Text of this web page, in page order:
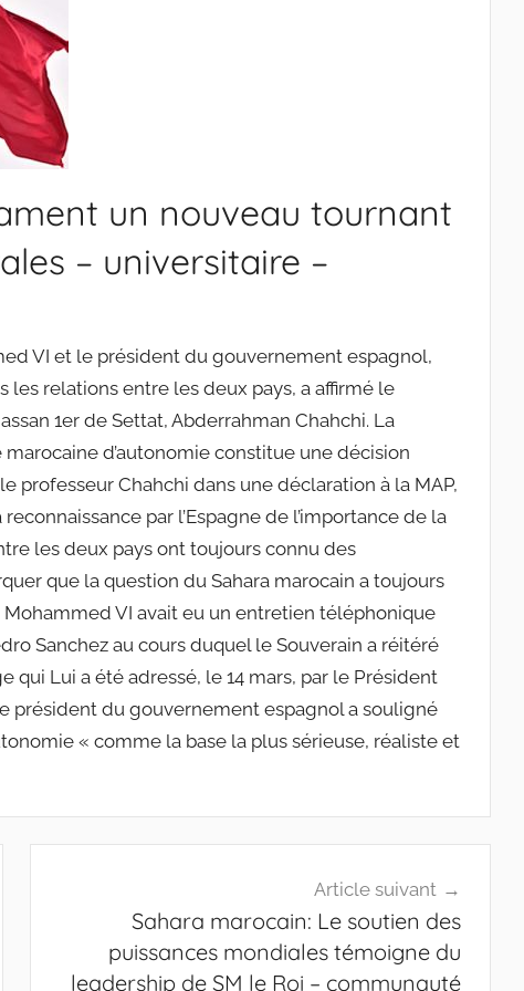
un nouveau tournant
– universitaire –
VI et le président du gouvernement espagnol,
les relations entre les deux pays, a affirmé le
1er de Settat, Abderrahman Chahchi. La
d’autonomie constitue une décision
professeur Chahchi dans une déclaration à la MAP,
par l’Espagne de l’importance de la
les deux pays ont toujours connu des
que la question du Sahara marocain a toujours
VI avait eu un entretien téléphonique
Sanchez au cours duquel le Souverain a réitéré
qui Lui a été adressé, le 14 mars, par le Président
président du gouvernement espagnol a souligné
« comme la base la plus sérieuse, réaliste et
Article suivant
Sahara marocain: Le soutien des
puissances mondiales témoigne du
leadership de SM le Roi – communauté